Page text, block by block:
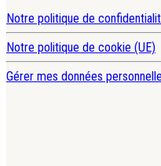
Notre politique de
Notre politique de cookie (UE)
Gérer mes données